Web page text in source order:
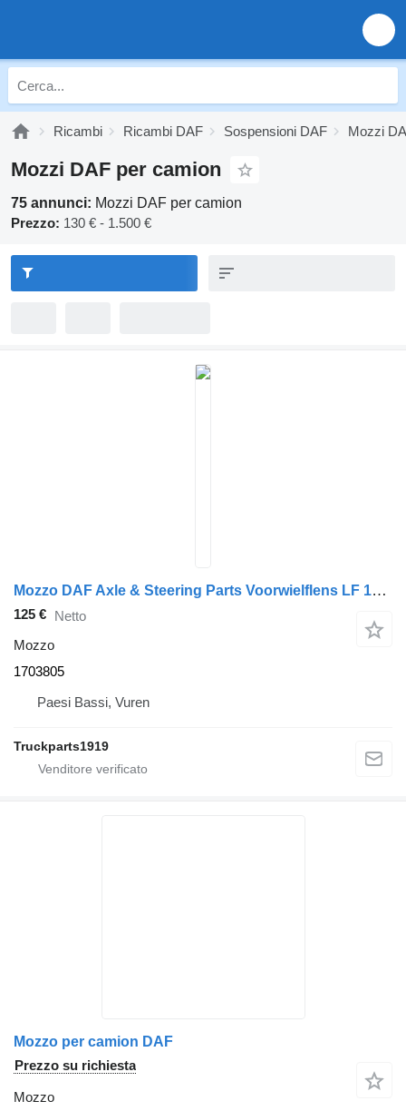
Ricambi Ricambi DAF Sospensioni DAF Mozzi
Mozzi DAF per camion
75 annunci: Mozzi DAF per camion
Prezzo: 130 € - 1.500 €
Mozzo DAF Axle & Steering Parts Voorwielflens LF 1703805 per camion
125 € Netto
Mozzo
1703805
Paesi Bassi, Vuren
Truckparts1919
Mozzo per camion DAF
Prezzo su richiesta
Mozzo